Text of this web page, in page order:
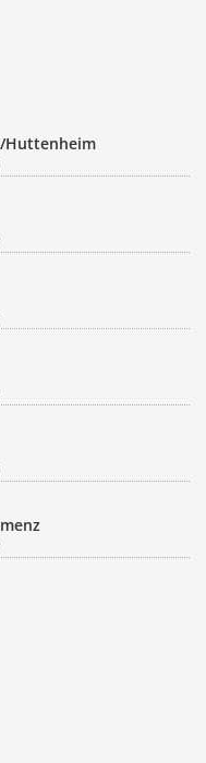
Huttenheim